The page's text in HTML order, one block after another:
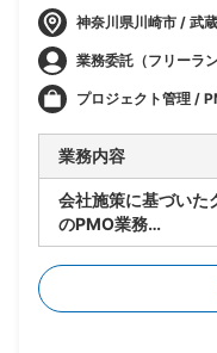
神奈川県川崎市 / 武
業務委託（フリーラン
プロジェクト管理 /
業務内容
会社施策に基づいた
のPMO業務
・実行フェーズの推
・英語圏出身のPM
・各ステークホルダ